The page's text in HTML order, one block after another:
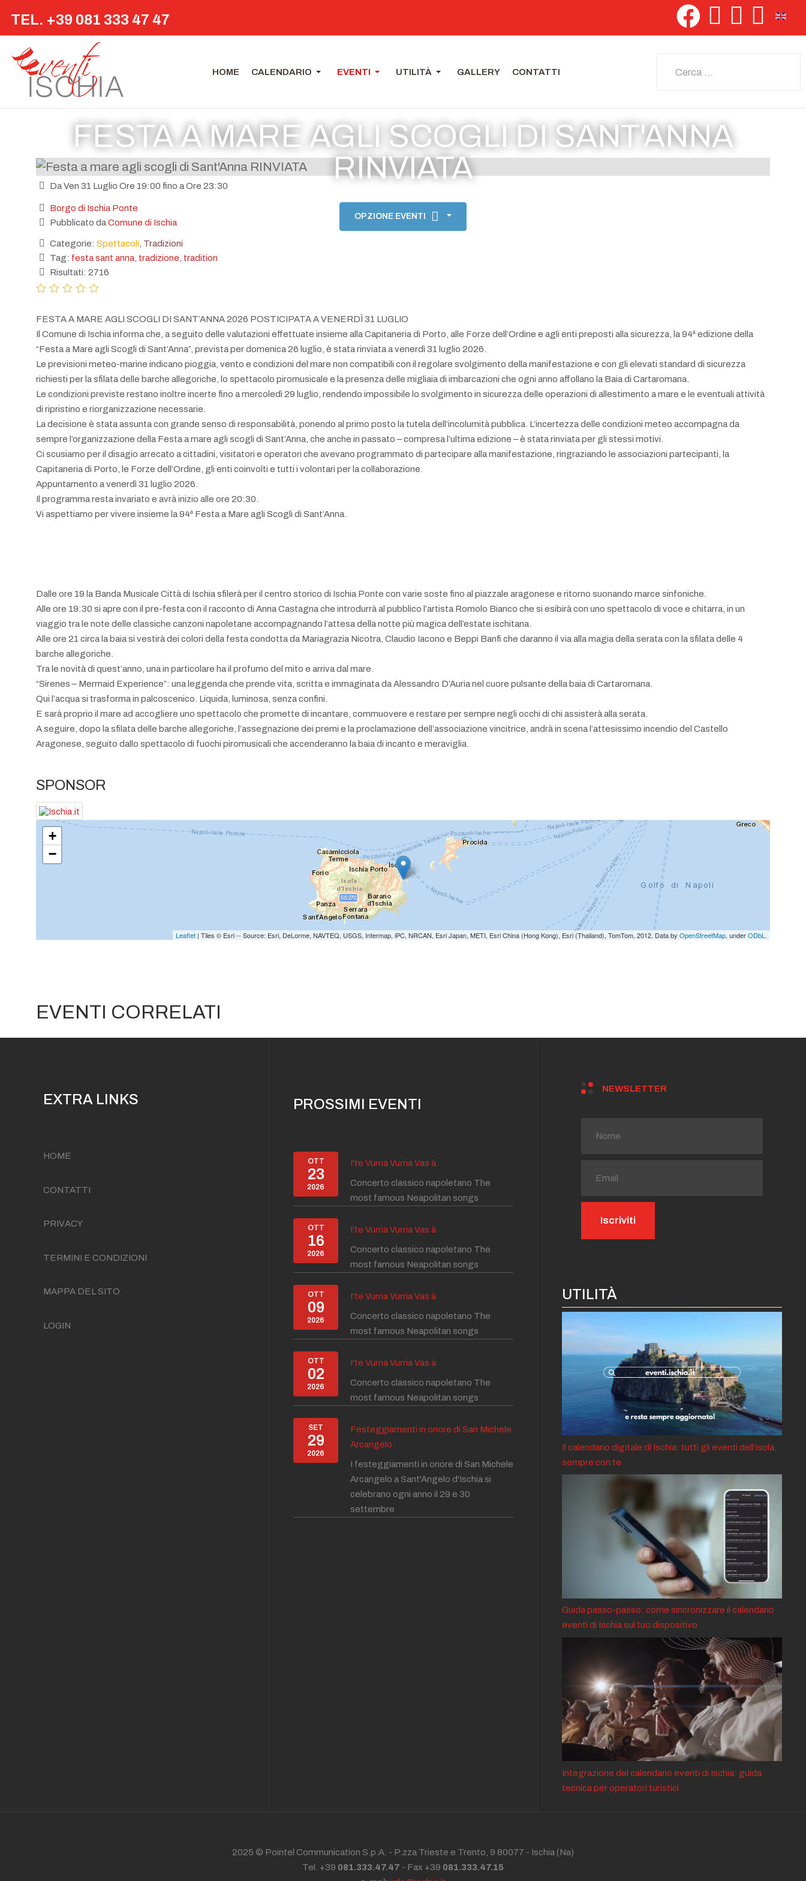
TEL. +39 081 333 47 47
HOME CALENDARIO EVENTI UTILITÀ GALLERY CONTATTI
FESTA A MARE AGLI SCOGLI DI SANT'ANNA
RINVIATA
OPZIONE EVENTI
Da Ven 31 Luglio Ore 19:00 fino a Ore 23:30
Borgo di Ischia Ponte
Pubblicato daComune di Ischia
Categorie: Spettacoli Tradizioni
Tag: festa sant anna tradizione tradition
Risultati: 2716
FESTA A MARE AGLI SCOGLI DI SANT’ANNA 2026 POSTICIPATA A VENERDÌ 31 LUGLIO
Il Comune di Ischia informa che, a seguito delle valutazioni effettuate insieme alla Capitaneria di Porto, alle Forze dell’Ordine e agli enti preposti alla sicurezza, la 94ª edizione della
“Festa a Mare agli Scogli di Sant’Anna”, prevista per domenica 26 luglio, è stata rinviata a venerdì 31 luglio 2026.
Le previsioni meteo-marine indicano pioggia, vento e condizioni del mare non compatibili con il regolare svolgimento della manifestazione e con gli elevati standard di sicurezza
richiesti per la sfilata delle barche allegoriche, lo spettacolo piromusicale e la presenza delle migliaia di imbarcazioni che ogni anno affollano la Baia di Cartaromana.
Le condizioni previste restano inoltre incerte fino a mercoledì 29 luglio, rendendo impossibile lo svolgimento in sicurezza delle operazioni di allestimento a mare e le eventuali attività
di ripristino e riorganizzazione necessarie.
La decisione è stata assunta con grande senso di responsabilità, ponendo al primo posto la tutela dell’incolumità pubblica. L’incertezza delle condizioni meteo accompagna da
sempre l’organizzazione della Festa a mare agli scogli di Sant’Anna, che anche in passato – compresa l’ultima edizione – è stata rinviata per gli stessi motivi.
Ci scusiamo per il disagio arrecato a cittadini, visitatori e operatori che avevano programmato di partecipare alla manifestazione, ringraziando le associazioni partecipanti, la
Capitaneria di Porto, le Forze dell’Ordine, gli enti coinvolti e tutti i volontari per la collaborazione.
Appuntamento a venerdì 31 luglio 2026.
Il programma resta invariato e avrà inizio alle ore 20:30.
Vi aspettiamo per vivere insieme la 94ª Festa a Mare agli Scogli di Sant’Anna.
Dalle ore 19 la Banda Musicale Città di Ischia sfilerà per il centro storico di Ischia Ponte con varie soste fino al piazzale aragonese e ritorno suonando marce sinfoniche.
Alle ore 19:30 si apre con il pre-festa con il racconto di Anna Castagna che introdurrà al pubblico l’artista Romolo Bianco che si esibirà con uno spettacolo di voce e chitarra, in un
viaggio tra le note delle classiche canzoni napoletane accompagnando l’attesa della notte più magica dell’estate ischitana.
Alle ore 21 circa la baia si vestirà dei colori della festa condotta da Mariagrazia Nicotra, Claudio Iacono e Beppi Banfi che daranno il via alla magia della serata con la sfilata delle 4
barche allegoriche.
Tra le novità di quest’anno, una in particolare ha il profumo del mito e arriva dal mare.
“Sirenes – Mermaid Experience”: una leggenda che prende vita, scritta e immaginata da Alessandro D’Auria nel cuore pulsante della baia di Cartaromana.
Qui l’acqua si trasforma in palcoscenico. Liquida, luminosa, senza confini.
E sarà proprio il mare ad accogliere uno spettacolo che promette di incantare, commuovere e restare per sempre negli occhi di chi assisterà alla serata.
A seguire, dopo la sfilata delle barche allegoriche, l’assegnazione dei premi e la proclamazione dell’associazione vincitrice, andrà in scena l’attesissimo incendio del Castello
Aragonese, seguito dallo spettacolo di fuochi piromusicali che accenderanno la baia di incanto e meraviglia.
SPONSOR
+
−
Leaflet | Tiles © Esri -- Source: Esri, DeLorme, NAVTEQ, USGS, Intermap, iPC, NRCAN, Esri Japan, METI, Esri China (Hong Kong), Esri (Thailand), TomTom, 2012. Data by OpenStreetMap, underODbL .
EVENTI CORRELATI
EXTRA LINKS
HOME
CONTATTI
PRIVACY
TERMINI E CONDIZIONI
MAPPA DEL SITO
LOGIN
PROSSIMI EVENTI
OTT
23
2026
I'te Vurria Vurria Vas à
Concerto classico napoletano The
most famous Neapolitan songs
OTT
16
2026
I'te Vurria Vurria Vas à
Concerto classico napoletano The
most famous Neapolitan songs
OTT
09
2026
I'te Vurria Vurria Vas à
Concerto classico napoletano The
most famous Neapolitan songs
OTT
02
2026
I'te Vurria Vurria Vas à
Concerto classico napoletano The
most famous Neapolitan songs
SET
29
2026
Festeggiamenti in onore di San Michele
Arcangelo
I festeggiamenti in onore di San Michele
Arcangelo a Sant'Angelo d'Ischia si
celebrano ogni anno il 29 e 30
settembre
NEWSLETTER
UTILITÀ
Il calendario digitale di Ischia: tutti gli eventi dell’isola,
sempre con te
Guida passo-passo: come sincronizzare il calendario
eventi di Ischia sul tuo dispositivo
Integrazione del calendario eventi di Ischia: guida
tecnica per operatori turistici
2025 © Pointel Communication S.p.A. - P.zza Trieste e Trento, 9 80077 - Ischia (Na)
Tel. +39 081.333.47.47 - Fax +39 081.333.47.15